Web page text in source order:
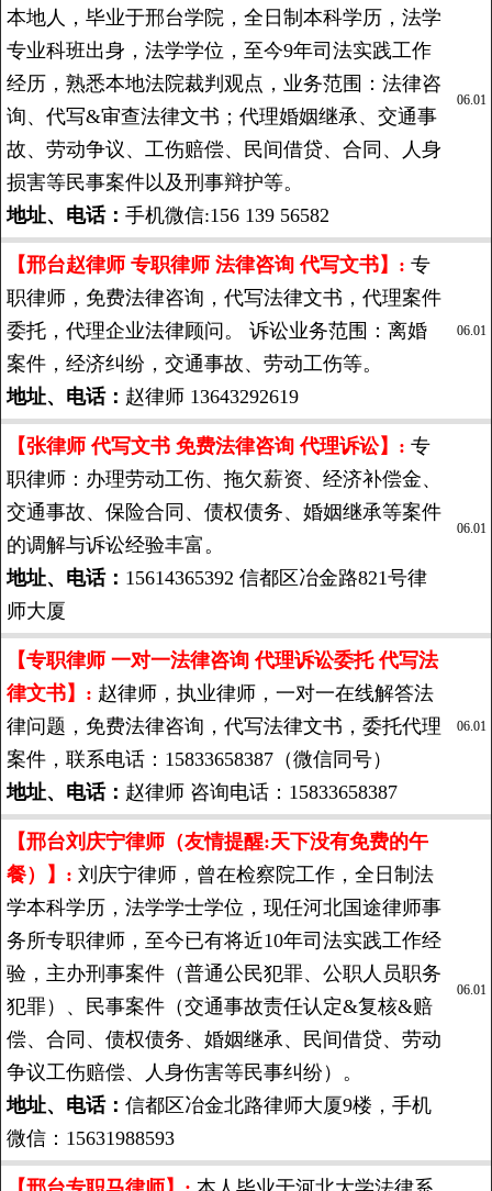
本地人，毕业于邢台学院，全日制本科学历，法学
专业科班出身，法学学位，至今9年司法实践工作
经历，熟悉本地法院裁判观点，业务范围：法律咨
询、代写&审查法律文书；代理婚姻继承、交通事
故、劳动争议、工伤赔偿、民间借贷、合同、人身
损害等民事案件以及刑事辩护等。
地址、电话： 手机微信:156 139 56582
06.01
【邢台赵律师 专职律师 法律咨询 代写文书】: 专
职律师，免费法律咨询，代写法律文书，代理案件
委托，代理企业法律顾问。 诉讼业务范围：离婚
案件，经济纠纷，交通事故、劳动工伤等。
地址、电话： 赵律师 13643292619
06.01
【张律师 代写文书 免费法律咨询 代理诉讼】: 专
职律师：办理劳动工伤、拖欠薪资、经济补偿金、
交通事故、保险合同、债权债务、婚姻继承等案件
的调解与诉讼经验丰富。
地址、电话： 15614365392 信都区冶金路821号律
师大厦
06.01
【专职律师 一对一法律咨询 代理诉讼委托 代写法
律文书】: 赵律师，执业律师，一对一在线解答法
律问题，免费法律咨询，代写法律文书，委托代理
案件，联系电话：15833658387（微信同号）
地址、电话： 赵律师 咨询电话：15833658387
06.01
【邢台刘庆宁律师（友情提醒:天下没有免费的午
餐）】: 刘庆宁律师，曾在检察院工作，全日制法
学本科学历，法学学士学位，现任河北国途律师事
务所专职律师，至今已有将近10年司法实践工作经
验，主办刑事案件（普通公民犯罪、公职人员职务
犯罪）、民事案件（交通事故责任认定&复核&赔
偿、合同、债权债务、婚姻继承、民间借贷、劳动
争议工伤赔偿、人身伤害等民事纠纷）。
地址、电话： 信都区冶金北路律师大厦9楼，手机
微信：15631988593
06.01